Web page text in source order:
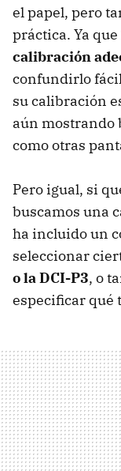
el papel, pero
práctica. Ya que
calibración
confundirlo
su calibración
aún mostrando
como otras
Pero igual, si
buscamos una
ha incluido un
seleccionar
o la DCI-P3, o
especificar qué